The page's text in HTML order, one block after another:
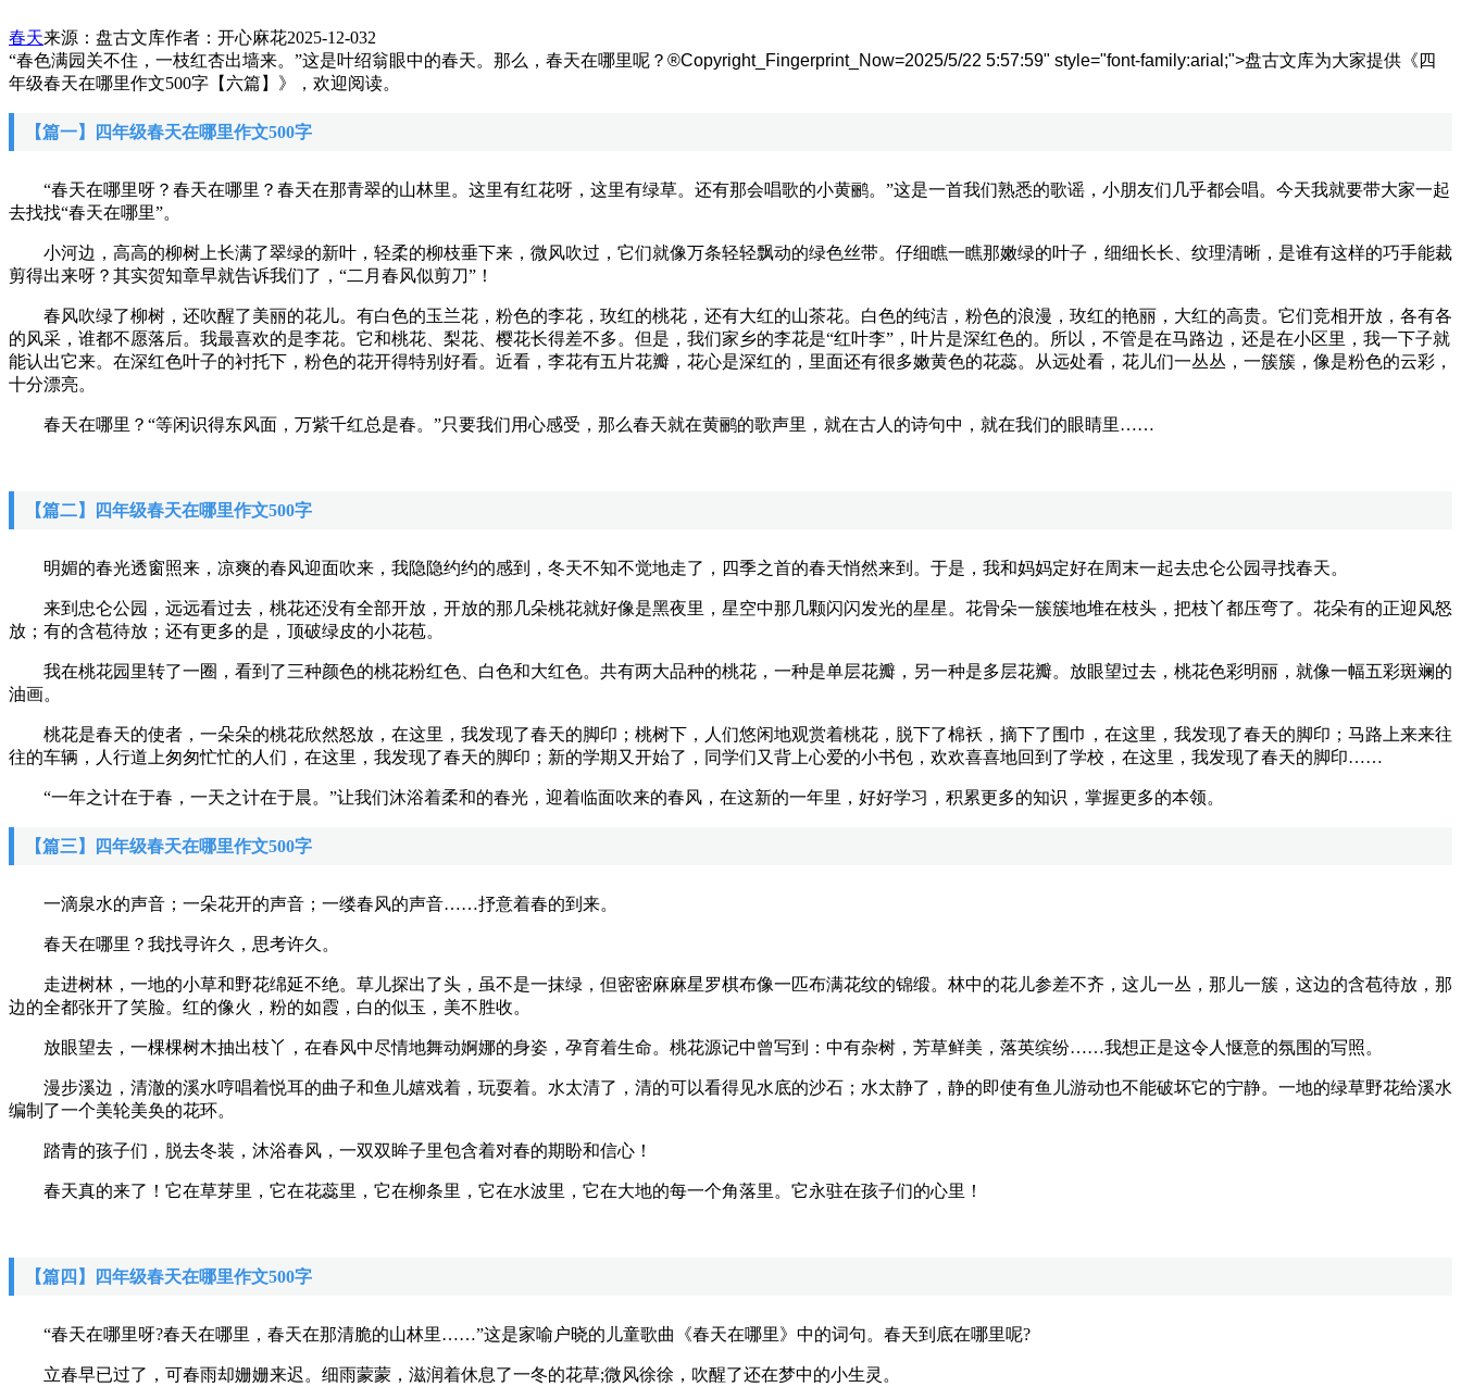
春天来源：盘古文库作者：开心麻花2025-12-032
“春色满园关不住，一枝红杏出墙来。”这是叶绍翁眼中的春天。那么，春天在哪里呢？ ®Copyright_Fingerprint_Now=2025/5/22 5:57:59" style="font-family:arial;">盘古文库为大家提供《四
年级春天在哪里作文500字【六篇】》，欢迎阅读。
【篇一】四年级春天在哪里作文500字
“春天在哪里呀？春天在哪里？春天在那青翠的山林里。这里有红花呀，这里有绿草。还有那会唱歌的小黄鹂。”这是一首我们熟悉的歌谣，小朋友们几乎都会唱。今天我就要带大家一起
去找找“春天在哪里”。
小河边，高高的柳树上长满了翠绿的新叶，轻柔的柳枝垂下来，微风吹过，它们就像万条轻轻飘动的绿色丝带。仔细瞧一瞧那嫩绿的叶子，细细长长、纹理清晰，是谁有这样的巧手能裁
剪得出来呀？其实贺知章早就告诉我们了，“二月春风似剪刀”！
春风吹绿了柳树，还吹醒了美丽的花儿。有白色的玉兰花，粉色的李花，玫红的桃花，还有大红的山茶花。白色的纯洁，粉色的浪漫，玫红的艳丽，大红的高贵。它们竞相开放，各有各
的风采，谁都不愿落后。我最喜欢的是李花。它和桃花、梨花、樱花长得差不多。但是，我们家乡的李花是“红叶李”，叶片是深红色的。所以，不管是在马路边，还是在小区里，我一下子就
能认出它来。在深红色叶子的衬托下，粉色的花开得特别好看。近看，李花有五片花瓣，花心是深红的，里面还有很多嫩黄色的花蕊。从远处看，花儿们一丛丛，一簇簇，像是粉色的云彩，
十分漂亮。
春天在哪里？“等闲识得东风面，万紫千红总是春。”只要我们用心感受，那么春天就在黄鹂的歌声里，就在古人的诗句中，就在我们的眼睛里……
【篇二】四年级春天在哪里作文500字
明媚的春光透窗照来，凉爽的春风迎面吹来，我隐隐约约的感到，冬天不知不觉地走了，四季之首的春天悄然来到。于是，我和妈妈定好在周末一起去忠仑公园寻找春天。
来到忠仑公园，远远看过去，桃花还没有全部开放，开放的那几朵桃花就好像是黑夜里，星空中那几颗闪闪发光的星星。花骨朵一簇簇地堆在枝头，把枝丫都压弯了。花朵有的正迎风怒
放；有的含苞待放；还有更多的是，顶破绿皮的小花苞。
我在桃花园里转了一圈，看到了三种颜色的桃花粉红色、白色和大红色。共有两大品种的桃花，一种是单层花瓣，另一种是多层花瓣。放眼望过去，桃花色彩明丽，就像一幅五彩斑斓的
油画。
桃花是春天的使者，一朵朵的桃花欣然怒放，在这里，我发现了春天的脚印；桃树下，人们悠闲地观赏着桃花，脱下了棉袄，摘下了围巾，在这里，我发现了春天的脚印；马路上来来往
往的车辆，人行道上匆匆忙忙的人们，在这里，我发现了春天的脚印；新的学期又开始了，同学们又背上心爱的小书包，欢欢喜喜地回到了学校，在这里，我发现了春天的脚印……
“一年之计在于春，一天之计在于晨。”让我们沐浴着柔和的春光，迎着临面吹来的春风，在这新的一年里，好好学习，积累更多的知识，掌握更多的本领。
【篇三】四年级春天在哪里作文500字
一滴泉水的声音；一朵花开的声音；一缕春风的声音……抒意着春的到来。
春天在哪里？我找寻许久，思考许久。
走进树林，一地的小草和野花绵延不绝。草儿探出了头，虽不是一抹绿，但密密麻麻星罗棋布像一匹布满花纹的锦缎。林中的花儿参差不齐，这儿一丛，那儿一簇，这边的含苞待放，那
边的全都张开了笑脸。红的像火，粉的如霞，白的似玉，美不胜收。
放眼望去，一棵棵树木抽出枝丫，在春风中尽情地舞动婀娜的身姿，孕育着生命。桃花源记中曾写到：中有杂树，芳草鲜美，落英缤纷……我想正是这令人惬意的氛围的写照。
漫步溪边，清澈的溪水哼唱着悦耳的曲子和鱼儿嬉戏着，玩耍着。水太清了，清的可以看得见水底的沙石；水太静了，静的即使有鱼儿游动也不能破坏它的宁静。一地的绿草野花给溪水
编制了一个美轮美奂的花环。
踏青的孩子们，脱去冬装，沐浴春风，一双双眸子里包含着对春的期盼和信心！
春天真的来了！它在草芽里，它在花蕊里，它在柳条里，它在水波里，它在大地的每一个角落里。它永驻在孩子们的心里！
【篇四】四年级春天在哪里作文500字
“春天在哪里呀?春天在哪里，春天在那清脆的山林里……”这是家喻户晓的儿童歌曲《春天在哪里》中的词句。春天到底在哪里呢?
立春早已过了，可春雨却姗姗来迟。细雨蒙蒙，滋润着休息了一冬的花草;微风徐徐，吹醒了还在梦中的小生灵。